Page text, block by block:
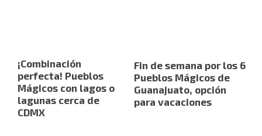
¡Combinación
perfecta! Pueblos
Mágicos con lagos o
lagunas cerca de
CDMX
Fin de semana por los 6
Pueblos Mágicos de
Guanajuato, opción
para vacaciones